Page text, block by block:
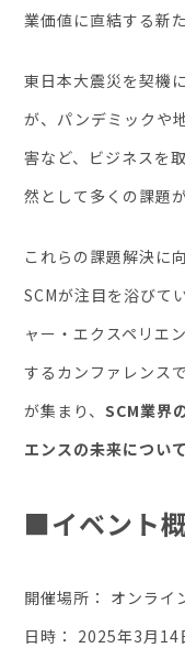
業価値に直結する新
東⽇本⼤震災を契機
が、パンデミックや
害など、ビジネスを
然として多くの課題
これらの課題解決に
SCMが注⽬を浴びて
ャー‧エクスペリエ
するカンファレンス
が集まり、SCM業界
エンスの未来につい
■イベント
開催場所： オンライ
日時： 2025年3月